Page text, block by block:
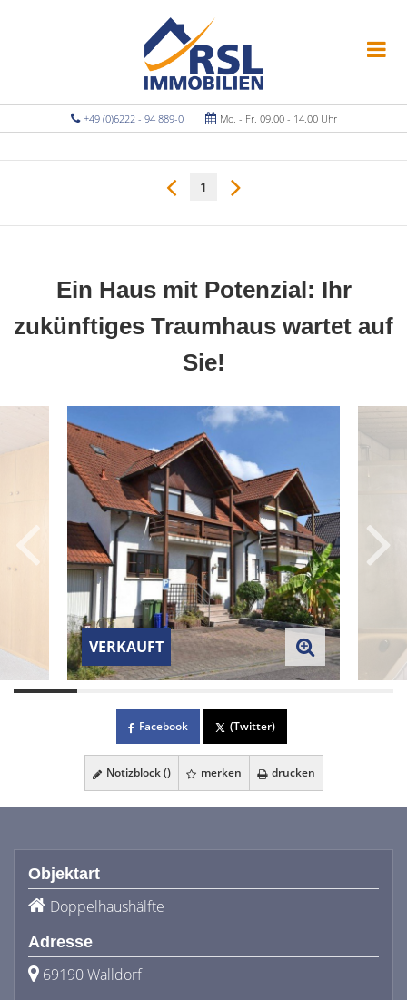
+49 (0)6222 - 94 889-0 Mo. - Fr. 09.00 - 14.00 Uhr
1
Ein Haus mit Potenzial: Ihr
zukünftiges Traumhaus wartet auf
Sie!
VERKAUFT
Facebook (Twitter)
Notizblock () merken drucken
Objektart
Doppelhaushälfte
Adresse
69190 Walldorf